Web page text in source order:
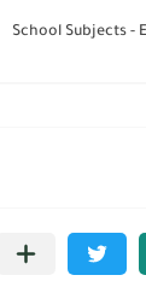
School Subjects -